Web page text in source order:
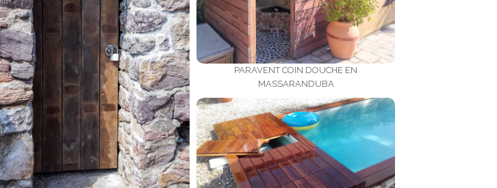
PARAVENT COIN DOUCHE EN
MASSARANDUBA